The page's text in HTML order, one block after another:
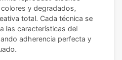
y degradados,
total. Cada técnica se
las características del
adherencia perfecta y